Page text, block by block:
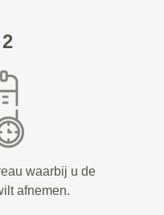
waarbij u de
afnemen.